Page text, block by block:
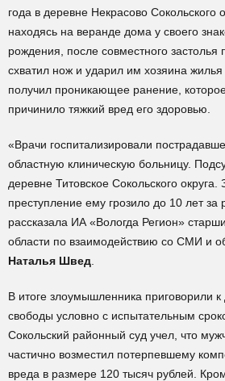
года в деревне Некрасово Сокольского
находясь на веранде дома у своего
рождения, после совместного застолья
схватил нож и ударил им хозяина
получил проникающее ранение,
причинило тяжкий вред его здоровью.
«Врачи госпитализировали
областную клиническую больницу.
деревне Титовское Сокольского
преступление ему грозило до 10 лет за
рассказала ИА «Вологда Регион»
области по взаимодействию со СМИ и
Наталья Швед
В итоге злоумышленника приговорили
свободы условно с испытательным
Сокольский районный суд учел, что
частично возместил потерпевшему
вреда в размере 120 тысяч рублей.